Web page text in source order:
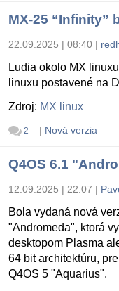
MX-25 “Infinity”
22.09.2025 | 08:40 |
Ludia okolo MX
linuxu postavené na
Zdroj: MX linux
2 | Nová verzia
Q4OS 6.1
12.09.2025 | 22:07 |
Bola vydaná nová
"Andromeda", ktorá
desktopom Plasma
64 bit architektúru,
Q4OS 5 "Aquarius".